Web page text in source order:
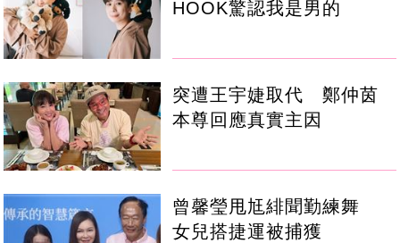
HOOK驚認我是男的
突遭王宇婕取代 鄭仲茵
本尊回應真實主因
曾馨瑩甩尪緋聞勤練舞
女兒搭捷運被捕獲